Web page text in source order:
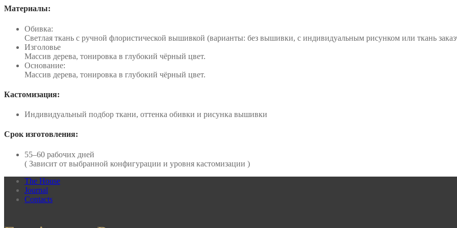
Материалы:
Обивка:
Светлая ткань с ручной флористической вышивкой (варианты: без вышивки, с индивидуальным рисунком или ткань
Изголовье
Массив дерева, тонировка в глубокий чёрный цвет.
Основание:
Массив дерева, тонировка в глубокий чёрный цвет.
Кастомизация:
Индивидуальный подбор ткани, оттенка обивки и рисунка вышивки
Срок изготовления:
55–60 рабочих дней
( Зависит от выбранной конфигурации и уровня кастомизации )
The House
Journal
Contacts